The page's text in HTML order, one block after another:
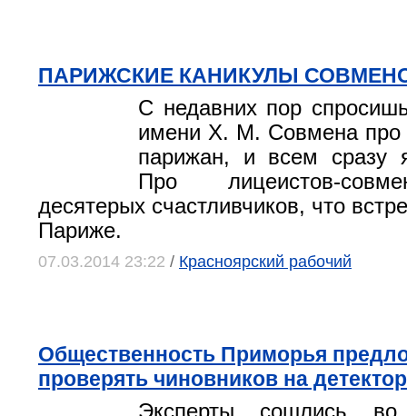
ПАРИЖСКИЕ КАНИКУЛЫ
С недавних пор
имени Х. М. Совмена про
парижан, и всем сразу
Про лицеистов-
десятерых счастливчиков, что
Париже.
07.03.2014 23:22 / Красноярский рабочий
Общественность Приморья
проверять чиновников на